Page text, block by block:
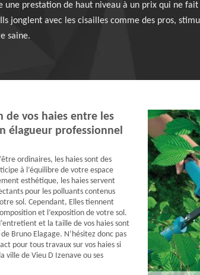
une prestation de haut niveau à un prix qui ne
jonglent avec les cisailles comme des pros,
saine.
de vos haies entre les
élagueur professionnel
ordinaires, les haies sont des
à l’équilibre de votre espace
esthétique, les haies servent
pour les polluants contenus
sol. Cependant, Elles tiennent
et l’exposition de votre sol.
et la taille de vos haies sont
Bruno Elagage. N’hésitez donc pas
pour tous travaux sur vos haies si
ville de Vieu D Izenave ou ses